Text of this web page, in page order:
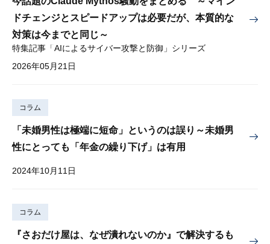
ドチェンジとスピードアップは必要だが、本質的な
対策は今までと同じ～
特集記事「AIによるサイバー攻撃と防御」シリーズ
2026年05月21日
コラム
「未婚男性は極端に短命」というのは誤り～未婚男
性にとっても「年金の繰り下げ」は有用
2024年10月11日
コラム
『さおだけ屋は、なぜ潰れないのか』で解決するも